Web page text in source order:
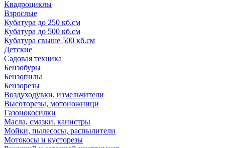
Квадроциклы
Взрослые
Кубатура до 250 кб.см
Кубатура до 500 кб.см
Кубатура свыше 500 кб.см
Детские
Садовая техника
Бензобуры
Бензопилы
Бензорезы
Воздуходувки, измельчители
Высоторезы, мотоножници
Газонокосилки
Масла, смазки. канистры
Мойки, пылесосы, распылители
Мотокосы и кусторезы